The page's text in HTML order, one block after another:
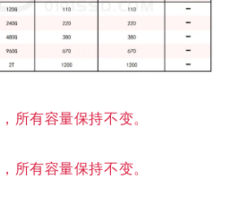
，所有容量保持不变。
，所有容量保持不变。